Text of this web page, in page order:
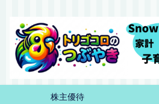
株主優待